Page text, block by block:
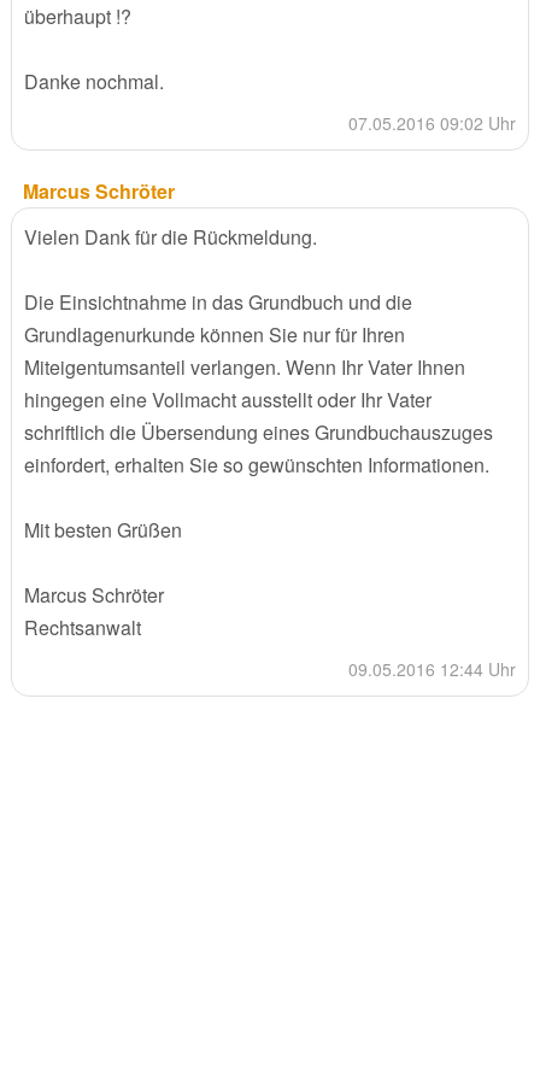
überhaupt !?
Danke nochmal.
07.05.2016 09:02 Uhr
Marcus Schröter
Vielen Dank für die Rückmeldung.
Die Einsichtnahme in das Grundbuch und die
Grundlagenurkunde können Sie nur für Ihren
Miteigentumsanteil verlangen. Wenn Ihr Vater Ihnen
hingegen eine Vollmacht ausstellt oder Ihr Vater
schriftlich die Übersendung eines Grundbuchauszuges
einfordert, erhalten Sie so gewünschten Informationen.
Mit besten Grüßen
Marcus Schröter
Rechtsanwalt
09.05.2016 12:44 Uhr